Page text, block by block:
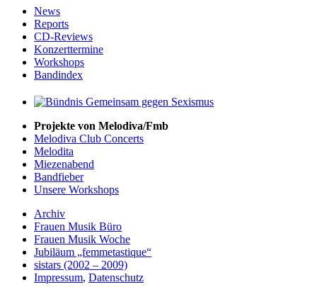
News
Reports
CD-Reviews
Konzerttermine
Workshops
Bandindex
Projekte von Melodiva/Fmb
Melodiva Club Concerts
Melodita
Miezenabend
Bandfieber
Unsere Workshops
Archiv
Frauen Musik Büro
Frauen Musik Woche
Jubiläum „femmetastique“
sistars (2002 – 2009)
Impressum, Datenschutz